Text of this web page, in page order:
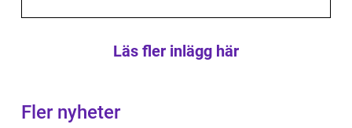
Läs fler inlägg här
Fler nyheter